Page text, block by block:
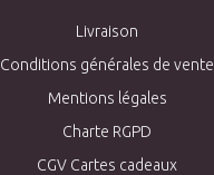
Livraison
Conditions générales de vente
Mentions légales
Charte RGPD
CGV Cartes cadeaux